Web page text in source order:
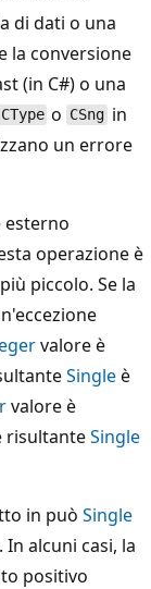
di dati o una
la conversione
(in C#) o una
CType o CSngin
un errore
esterno
operazione è
piccolo. Se la
valore è
Singleè
valore è
risultanteSingle
in può Single
alcuni casi, la
positivo